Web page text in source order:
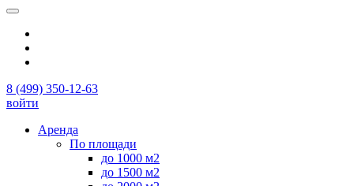
8 (499) 350-12-63
войти
Аренда
По площади
до 1000 м2
до 1500 м2